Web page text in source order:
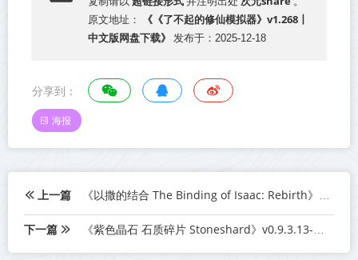
原文地址：
《《了不起的修仙模拟器》v1.268丨
中文版网盘下载》
发布于：2025-12-18
分享到：
海报
上一篇 《以撒的结合 The Binding of Isaac: Rebirth》v1.9.7.11-送修改器+重生+忏悔+胎衣DLC【单机+联机】丨中文版网盘下载
下一篇 《紫色晶石 石质碎片 Stoneshard》v0.9.3.13-送修改器+赠满级初始存档+赠原声音乐+附MOD整合版丨中文版网盘下载